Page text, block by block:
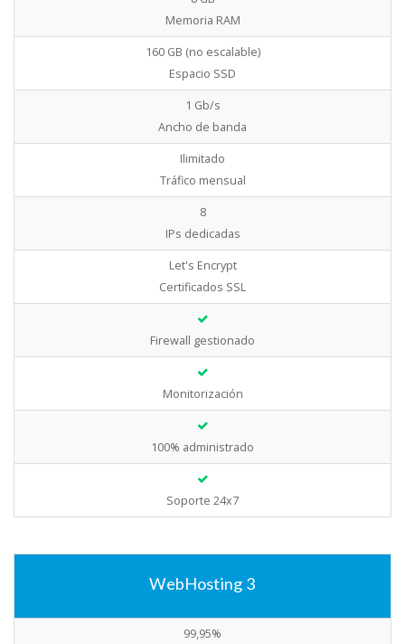
Memoria RAM
160 GB (no escalable)
Espacio SSD
1 Gb/s
Ancho de banda
Ilimitado
Tráfico mensual
8
IPs dedicadas
Let's Encrypt
Certificados SSL
Firewall gestionado
Monitorización
100% administrado
Soporte 24x7
WebHosting 3
99,95%